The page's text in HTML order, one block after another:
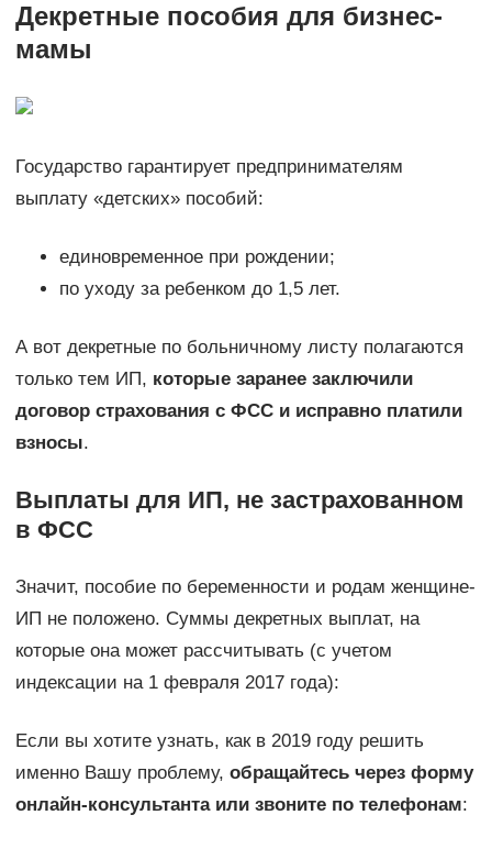
Декретные пособия для бизнес-
мамы
Государство гарантирует предпринимателям
выплату «детских» пособий:
единовременное при рождении;
по уходу за ребенком до 1,5 лет.
А вот декретные по больничному листу полагаются
только тем ИП, которые заранее заключили
договор страхования с ФСС и исправно платили
взносы.
Выплаты для ИП, не застрахованном
в ФСС
Значит, пособие по беременности и родам женщине-
ИП не положено. Суммы декретных выплат, на
которые она может рассчитывать (с учетом
индексации на 1 февраля 2017 года):
Если вы хотите узнать, как в 2019 году решить
именно Вашу проблему, обращайтесь через форму
онлайн-консультанта или звоните по телефонам: